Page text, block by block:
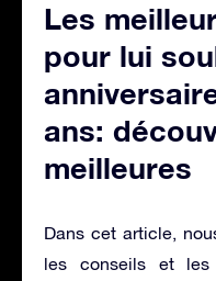
Les
pour lui
ans:
meilleures
Dans cet article,
les conseils et